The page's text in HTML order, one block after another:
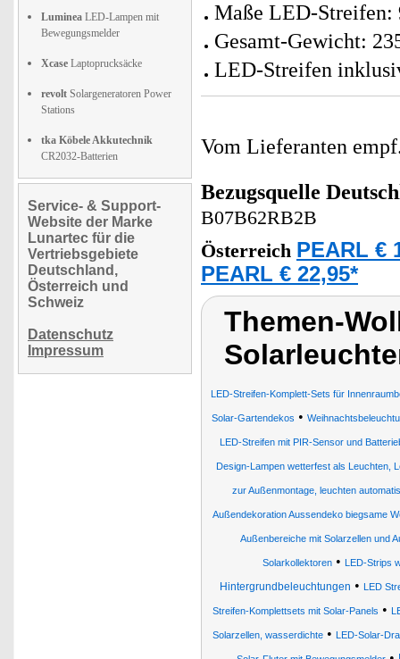
Luminea LED-Lampen mit
Bewegungsmelder
Xcase Laptoprucksäcke
revolt Solargeneratoren Power
Stations
tka Köbele Akkutechnik
CR2032-Batterien
Service- & Support-
Website der Marke
Lunartec für die
Vertriebsgebiete
Deutschland,
Österreich und
Schweiz
Datenschutz
Impressum
Maße LED-Streifen:
Gesamt-Gewicht:
LED-Streifen
Vom Lieferanten
Bezugsquelle
B07B62RB2B
Österreich PEARL €
PEARL € 22,95*
Themen-
LED-Streifen-Komplett-Sets für
Solar-Gartendekos •
LED-Streifen mit PIR-Sensor und
Design-Lampen wetterfest als Leuchten,
zur Außenmontage, leuchten
Außendekoration Aussendeko biegsame
Außenbereiche mit Solarzellen und
Solarkollektoren • LED-Strips
Hintergrundbeleuchtungen • LED
Streifen-Komplettsets mit Solar-Panels •
Solarzellen, wasserdichte • LED-Solar-